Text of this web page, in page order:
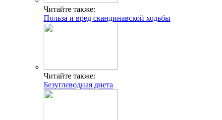
Читайте также:
Польза и вред скандинавской ходьбы
Читайте также:
Безуглеводная диета